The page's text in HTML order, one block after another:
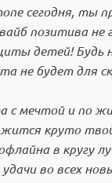
сегодня, ты
позитива не
детей! Будь
не будет для
с мечтой и по
круто
в кругу
во всех